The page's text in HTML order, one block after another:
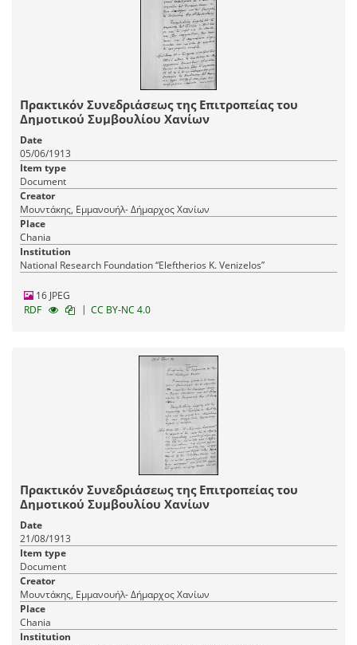
Πρακτικόν Συνεδριάσεως της Επιτροπείας του
Δημοτικού Συμβουλίου Χανίων
Date
05/06/1913
Item type
Document
Creator
Μουντάκης, Εμμανουήλ- Δήμαρχος Χανίων
Place
Chania
Institution
National Research Foundation “Eleftherios K. Venizelos”
16 JPEG
RDF
| CC BY-NC 4.0
Πρακτικόν Συνεδριάσεως της Επιτροπείας του
Δημοτικού Συμβουλίου Χανίων
Date
21/08/1913
Item type
Document
Creator
Μουντάκης, Εμμανουήλ- Δήμαρχος Χανίων
Place
Chania
Institution